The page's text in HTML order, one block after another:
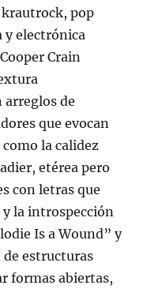
pop
y electrónica
Crain
de
que evocan
la calidez
etérea pero
con letras que
la introspección
Is a Wound” y
estructuras
formas abiertas,